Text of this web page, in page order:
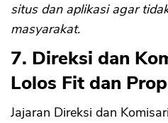
situs dan aplikasi agar
masyarakat.
7. Direksi dan
Lolos Fit dan
Jajaran Direksi dan